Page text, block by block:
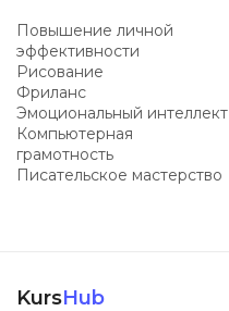
Повышение личной
эффективности
Рисование
Фриланс
Эмоциональный интеллект
Компьютерная
грамотность
Писательское мастерство
KursHub